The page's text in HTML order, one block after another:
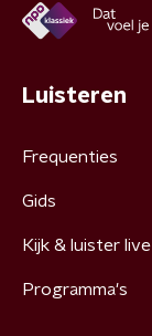
Luisteren
Frequenties
Gids
Kijk & luister live
Programma's